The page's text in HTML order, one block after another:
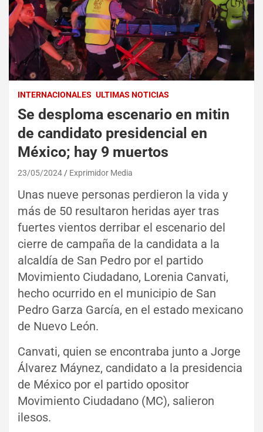
INTERNACIONALES ULTIMAS NOTICIAS
Se desploma escenario en mitin
de candidato presidencial en
México; hay 9 muertos
23/05/2024 Exprimidor Media
Unas nueve personas perdieron la vida y
más de 50 resultaron heridas ayer tras
fuertes vientos derribar el escenario del
cierre de campaña de la candidata a la
alcaldía de San Pedro por el partido
Movimiento Ciudadano, Lorenia Canvati,
hecho ocurrido en el municipio de San
Pedro Garza García, en el estado mexicano
de Nuevo León.
Canvati, quien se encontraba junto a Jorge
Álvarez Máynez, candidato a la presidencia
de México por el partido opositor
Movimiento Ciudadano (MC), salieron
ilesos.